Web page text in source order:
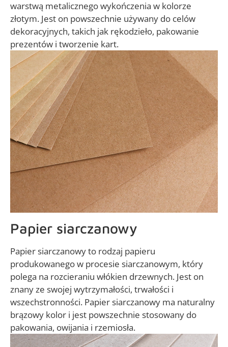
warstwą metalicznego wykończenia w kolorze
złotym. Jest on powszechnie używany do celów
dekoracyjnych, takich jak rękodzieło, pakowanie
prezentów i tworzenie kart.
Papier siarczanowy
Papier siarczanowy to rodzaj papieru
produkowanego w procesie siarczanowym, który
polega na rozcieraniu włókien drzewnych. Jest on
znany ze swojej wytrzymałości, trwałości i
wszechstronności. Papier siarczanowy ma naturalny
brązowy kolor i jest powszechnie stosowany do
pakowania, owijania i rzemiosła.